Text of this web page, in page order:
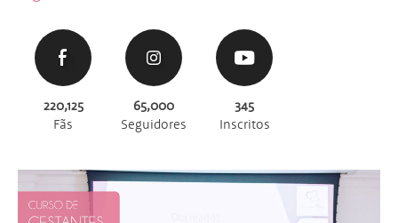
220,125
Fãs
65,000
Seguidores
345
Inscritos